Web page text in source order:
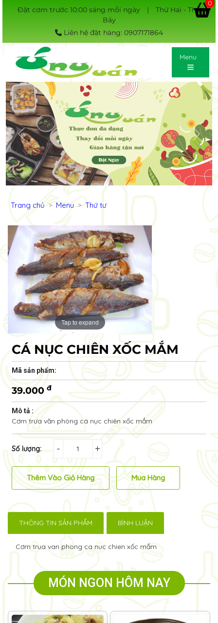
Đặt cơm trước 10:00 sáng mỗi ngày |
Thứ Hai - Thứ
Bảy
Liên hệ đặt hàng: 0907171864
Menu
0
Previous Next
Trang chủ Menu Thứ tư
Tap to expand
CÁ NỤC CHIÊN XỐC MẮM
Mã sản phẩm:
39.000 đ
Mô tả :
Cơm trưa văn phòng cá nục chiên xốc mắm
Số lượng: - +
Thêm Vào Giỏ Hàng Mua Hàng
THÔNG TIN SẢN PHẨM BÌNH LUẬN
Cơm trua van phong ca nuc chien xốc mắm
MÓN NGON HÔM NAY